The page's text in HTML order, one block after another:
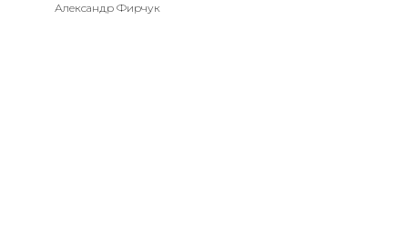
Александр Фирчук